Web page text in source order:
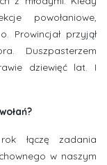
powołaniowe,
Prowincjał przyjął
Duszpasterzem
dziewięć lat. I
łączę zadania
w naszym